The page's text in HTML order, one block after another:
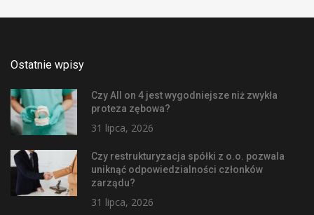
Ostatnie wpisy
Czy All on 4 jest wygodniejsze niż zwykła
proteza zębowa?
31 lipca, 2026
Czy restrukturyzacja spółki z o.o. pozwala
uniknąć odpowiedzialności członków
zarządu?
31 lipca, 2026